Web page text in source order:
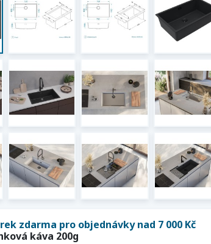
zdarma pro objednávky nad 7 000 Kč
káva 200g